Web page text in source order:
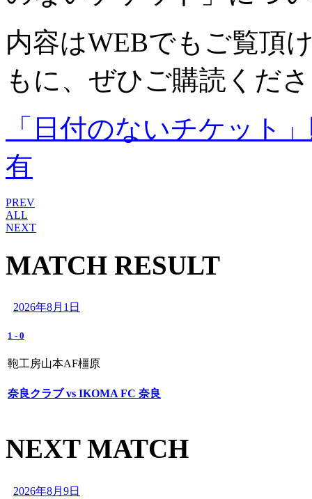
内容はWEBでもご覧頂
もに、ぜひご購読くだ
「日付のないチケット
有
PREV
ALL
NEXT
MATCH RESULT
2026年8月1日
1 - 0
鞄工房山本AF橿原
奈良クラブ vs IKOMA FC 奈良
NEXT MATCH
2026年8月9日